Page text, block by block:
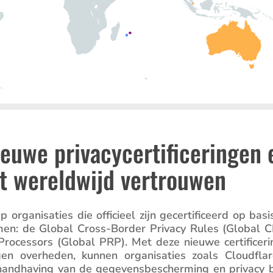
privacycertificeringen
wereldwijd vertrouwen
die officieel zijn gecer­ti­fi­ceerd op
de Global Cross-Border Privacy Rules (Global
(Global PRP). Met deze nieuwe
overheden, kunnen organi­sa­ties zoals
van de gegevens­be­scher­ming en privacy